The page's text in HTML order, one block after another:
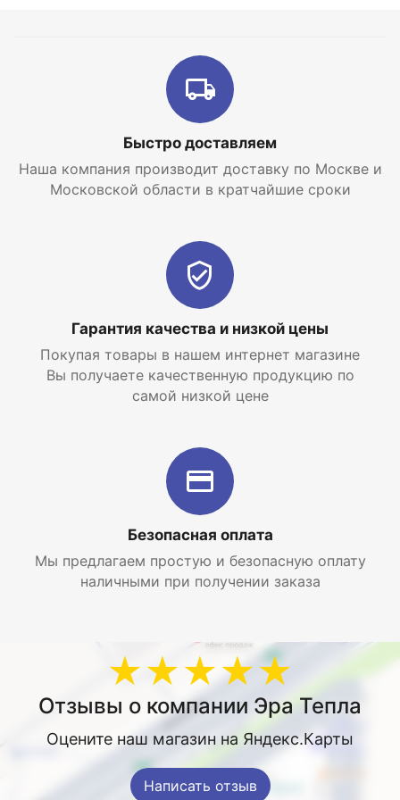
Быстро доставляем
Наша компания производит доставку по Москве и
Московской области в кратчайшие сроки
Гарантия качества и низкой цены
Покупая товары в нашем интернет магазине
Вы получаете качественную продукцию по
самой низкой цене
Безопасная оплата
Мы предлагаем простую и безопасную оплату
наличными при получении заказа
★★★★★
Отзывы о компании Эра Тепла
Оцените наш магазин на Яндекс.Карты
Написать отзыв